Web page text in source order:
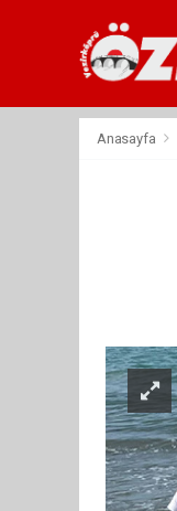
Anasayfa